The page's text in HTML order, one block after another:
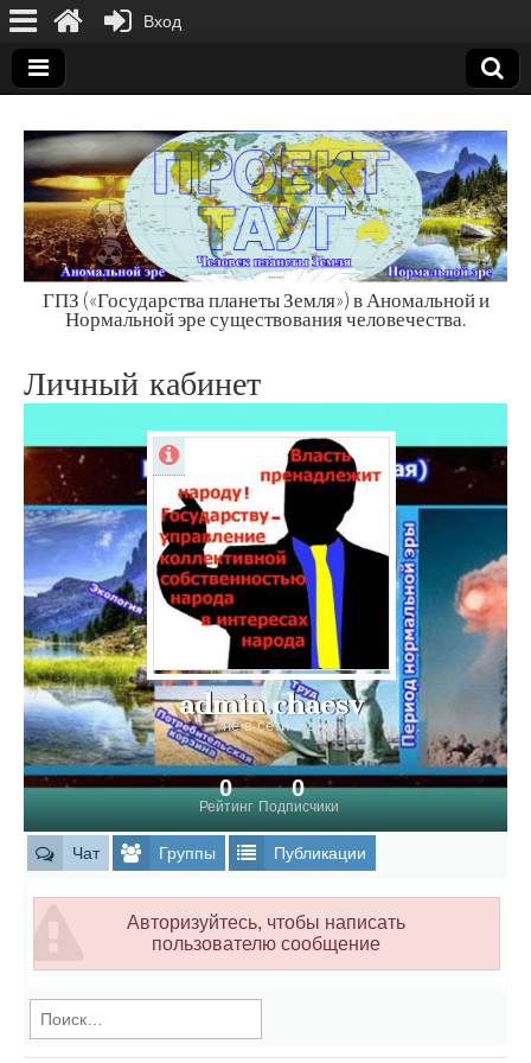
Государства
планеты Земля
ГПЗ («Государства планеты Земля») в Аномальной и
Нормальной эре существования человечества.
Личный кабинет
admin.chaesv
не в сети 4 дня
Рейтинг
0
Подписчики
0
Чат Группы Публикации
Авторизуйтесь, чтобы написать
пользователю сообщение
Найти:
Вход